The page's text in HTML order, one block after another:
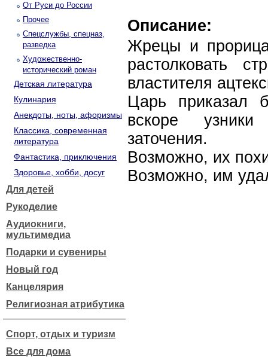
От Руси до России
Прочее
Спецслужбы, спецназ,
разведка
Художественно-
исторический роман
Детская литература
Кулинария
Анекдоты, ноты, афоризмы
Классика, современная
литература
Фантастика, приключения
Здоровье, хобби, досуг
Для детей
Рукоделие
Аудиокниги,
мультимедиа
Подарки и сувениры
Новый год
Канцелярия
Религиозная атрибутика
Спорт, отдых и туризм
Все для дома
Описание:
Жрецы и
растолковать
властителя
Царь приказал
вскоре
заточения.
Возможно, их
Возможно, им